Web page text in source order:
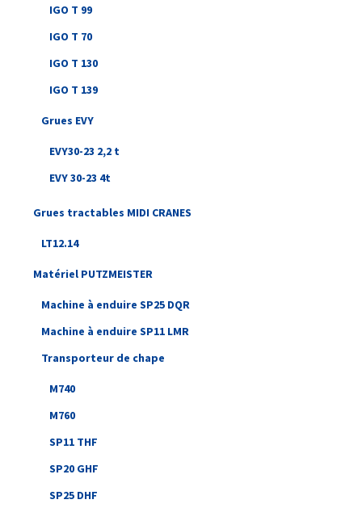
IGO T 99
IGO T 70
IGO T 130
IGO T 139
Grues EVY
EVY30-23 2,2 t
EVY 30-23 4t
Grues tractables MIDI CRANES
LT12.14
Matériel PUTZMEISTER
Machine à enduire SP25 DQR
Machine à enduire SP11 LMR
Transporteur de chape
M740
M760
SP11 THF
SP20 GHF
SP25 DHF